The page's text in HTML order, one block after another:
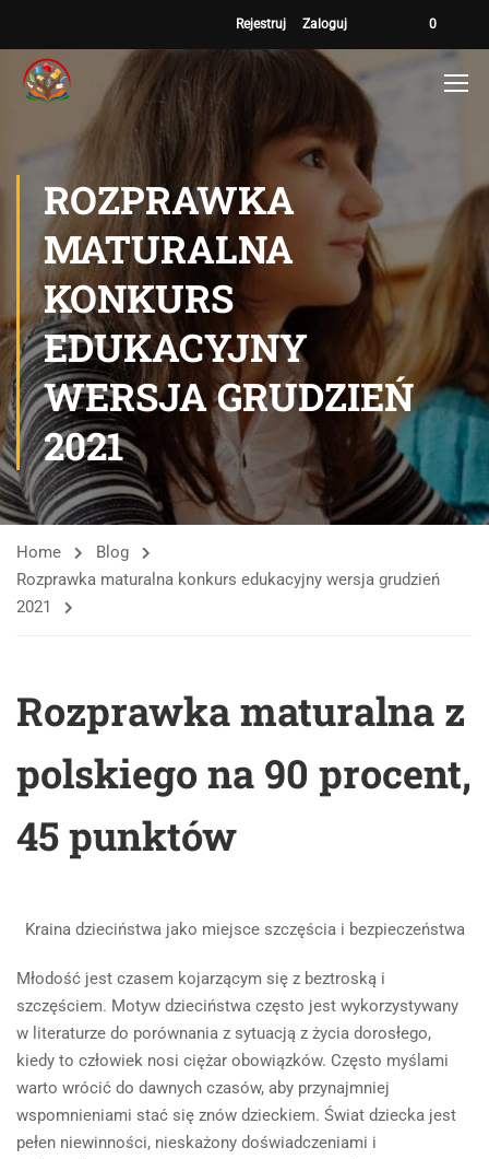
Rejestruj Zaloguj 0
ROZPRAWKA
MATURALNA
KONKURS
EDUKACYJNY
WERSJA GRUDZIEŃ
2021
Home
Blog
Rozprawka maturalna konkurs edukacyjny wersja grudzień
2021
Rozprawka maturalna z
polskiego na 90 procent,
45 punktów
Kraina dzieciństwa jako miejsce szczęścia i bezpieczeństwa
Młodość jest czasem kojarzącym się z beztroską i
szczęściem. Motyw dzieciństwa często jest wykorzystywany
w literaturze do porównania z sytuacją z życia dorosłego,
kiedy to człowiek nosi ciężar obowiązków. Często myślami
warto wrócić do dawnych czasów, aby przynajmniej
wspomnieniami stać się znów dzieckiem. Świat dziecka jest
pełen niewinności, nieskażony doświadczeniami i